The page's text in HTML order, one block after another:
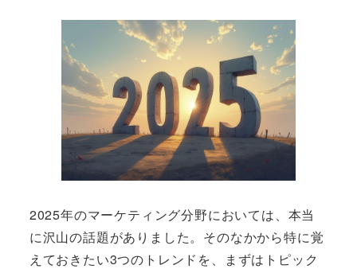
2025年のマーケティング分野においては、本当
に沢山の話題がありました。そのなかから特に覚
えておきたい3つのトレンドを、まずはトピック